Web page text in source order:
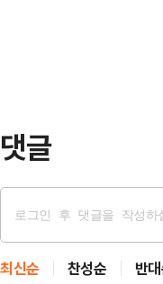
댓글
최신순 찬성순 반